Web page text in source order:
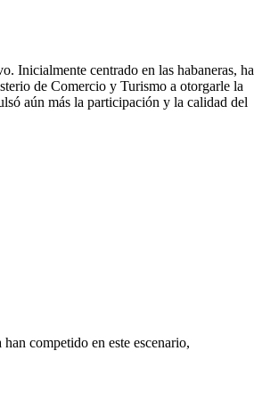
Inicialmente centrado en las habaneras, ha
de Comercio y Turismo a otorgarle la
aún más la participación y la calidad del
competido en este escenario,